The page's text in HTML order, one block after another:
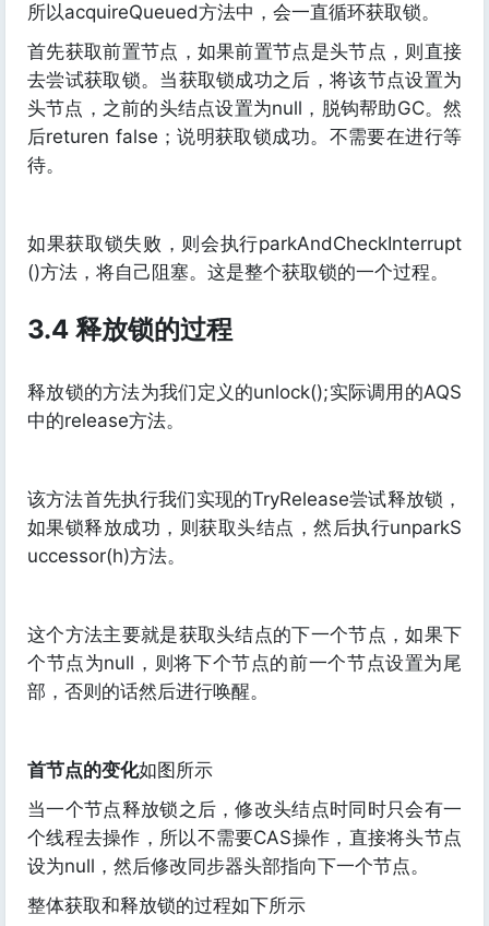
所以acquireQueued方法中，会一直循环获取锁。
首先获取前置节点，如果前置节点是头节点，则直接
去尝试获取锁。当获取锁成功之后，将该节点设置为
头节点，之前的头结点设置为null，脱钩帮助GC。然
后returen false；说明获取锁成功。不需要在进行等
待。
如果获取锁失败，则会执行parkAndCheckInterrupt
()方法，将自己阻塞。这是整个获取锁的一个过程。
3.4 释放锁的过程
释放锁的方法为我们定义的unlock();实际调用的AQS
中的release方法。
该方法首先执行我们实现的TryRelease尝试释放锁，
如果锁释放成功，则获取头结点，然后执行unparkS
uccessor(h)方法。
这个方法主要就是获取头结点的下一个节点，如果下
个节点为null，则将下个节点的前一个节点设置为尾
部，否则的话然后进行唤醒。
首节点的变化如图所示
当一个节点释放锁之后，修改头结点时同时只会有一
个线程去操作，所以不需要CAS操作，直接将头节点
设为null，然后修改同步器头部指向下一个节点。
整体获取和释放锁的过程如下所示